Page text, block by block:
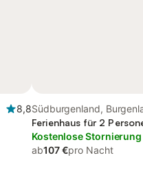
8,8Südburgenland,
Ferienhaus für 2
Kostenlose Stornierung
ab107 €pro Nacht